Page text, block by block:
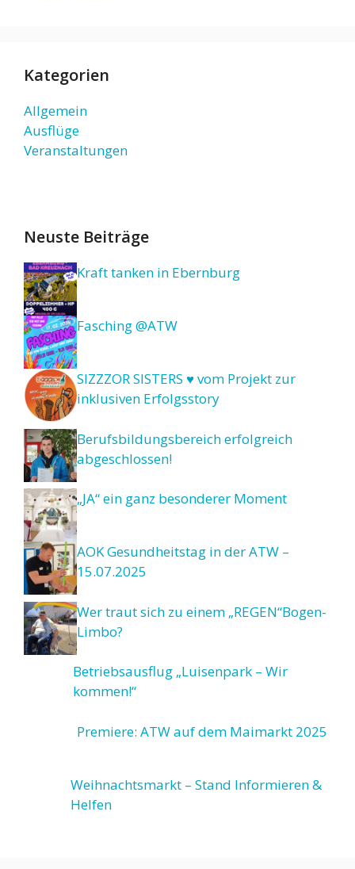
Kategorien
Allgemein
Ausflüge
Veranstaltungen
Neuste Beiträge
Kraft tanken in Ebernburg
Fasching @ATW
SIZZZOR SISTERS ♥ vom Projekt zur
inklusiven Erfolgsstory
Berufsbildungsbereich erfolgreich
abgeschlossen!
„JA“ ein ganz besonderer Moment
AOK Gesundheitstag in der ATW –
15.07.2025
Wer traut sich zu einem „REGEN“Bogen-
Limbo?
Betriebsausflug „Luisenpark – Wir
kommen!“
Premiere: ATW auf dem Maimarkt 2025
Weihnachtsmarkt – Stand Informieren &
Helfen